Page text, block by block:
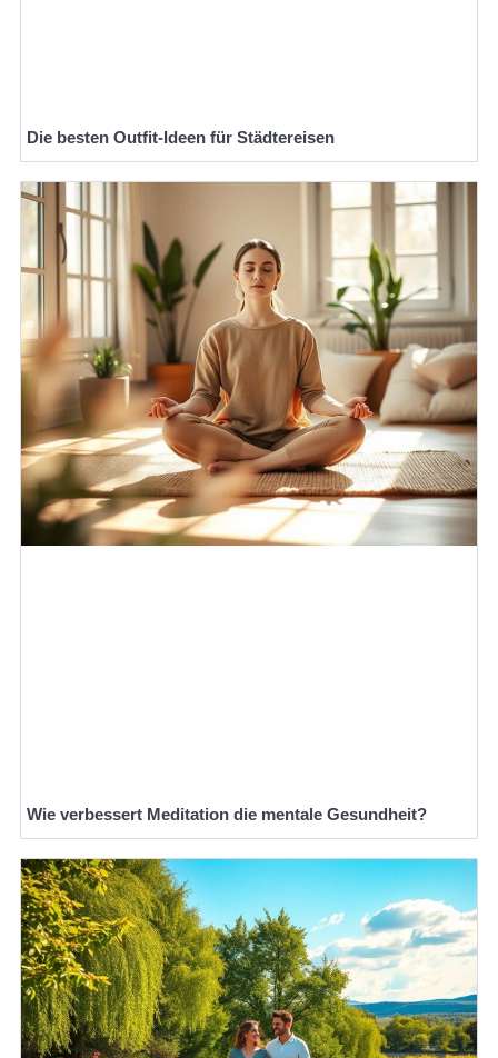
Die besten Outfit-Ideen für Städtereisen
Wie verbessert Meditation die mentale Gesundheit?